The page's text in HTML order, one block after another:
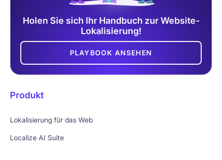
Holen Sie sich Ihr Handbuch zur Website-
Lokalisierung!
PLAYBOOK ANSEHEN
Produkt
Lokalisierung für das Web
Localize AI Suite